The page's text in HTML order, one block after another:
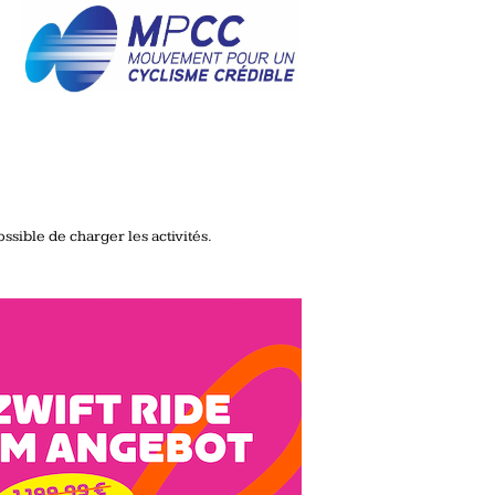
de charger les activités.